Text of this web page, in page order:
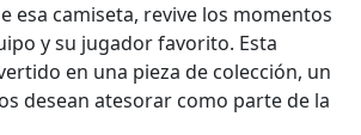
esa camiseta, revive los momentos
y su jugador favorito. Esta
en una pieza de colección, un
desean atesorar como parte de la